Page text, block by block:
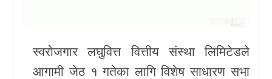
प्रविधि
स्वरोजगार लघुवित्त वित्तीय संस्था लिमिटेडले
आगामी जेठ १ गतेका लागि विशेष साधारण सभा